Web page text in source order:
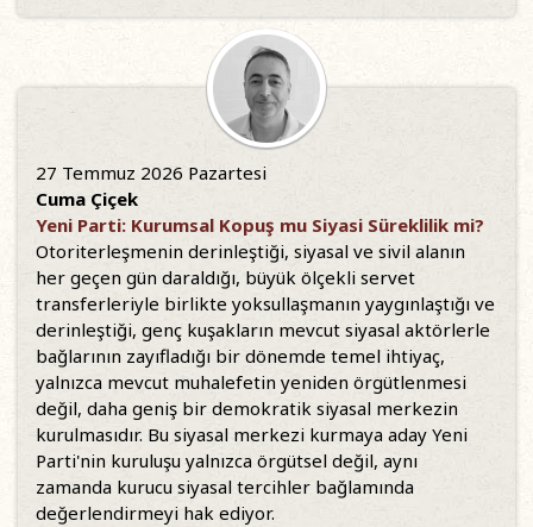
27 Temmuz 2026 Pazartesi
Cuma Çiçek
Yeni Parti: Kurumsal Kopuş mu Siyasi Süreklilik mi?
Otoriterleşmenin derinleştiği, siyasal ve sivil alanın
her geçen gün daraldığı, büyük ölçekli servet
transferleriyle birlikte yoksullaşmanın yaygınlaştığı ve
derinleştiği, genç kuşakların mevcut siyasal aktörlerle
bağlarının zayıfladığı bir dönemde temel ihtiyaç,
yalnızca mevcut muhalefetin yeniden örgütlenmesi
değil, daha geniş bir demokratik siyasal merkezin
kurulmasıdır. Bu siyasal merkezi kurmaya aday Yeni
Parti'nin kuruluşu yalnızca örgütsel değil, aynı
zamanda kurucu siyasal tercihler bağlamında
değerlendirmeyi hak ediyor.